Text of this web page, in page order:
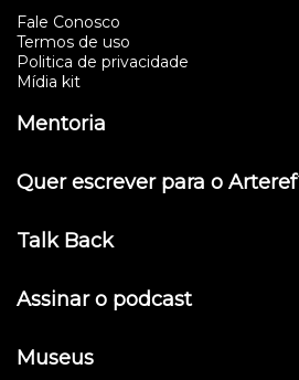
Fale Conosco
Termos de uso
Politica de privacidade
Mídia kit
Mentoria
Quer escrever para o
Talk Back
Assinar o podcast
Museus